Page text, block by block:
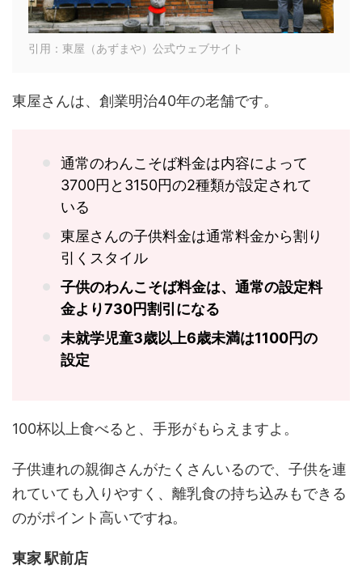
引用：東屋（あずまや）公式ウェブサイト
東屋さんは、創業明治40年の老舗です。
通常のわんこそば料金は内容によって
3700円と3150円の2種類が設定されて
いる
東屋さんの子供料金は通常料金から割り
引くスタイル
子供のわんこそば料金は、通常の設定料
金より730円割引になる
未就学児童3歳以上6歳未満は1100円の
設定
100杯以上食べると、手形がもらえますよ。
子供連れの親御さんがたくさんいるので、子供を連
れていても入りやすく、離乳食の持ち込みもできる
のがポイント高いですね。
東家 駅前店